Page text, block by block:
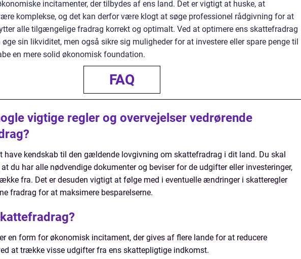
incitamenter, der tilbydes af ens land. Det er vigtigt at huske, at
komplekse, og det kan derfor være klogt at søge professionel rådgivning for at
alle tilgængelige fradrag korrekt og optimalt. Ved at optimere ens skattefradrag
sin likviditet, men også sikre sig muligheder for at investere eller spare penge til
en mere solid økonomisk foundation.
FAQ
vigtige regler og overvejelser vedrørende
have kendskab til den gældende lovgivning om skattefradrag i dit land. Du skal
du har alle nødvendige dokumenter og beviser for de udgifter eller investeringer,
fra. Det er desuden vigtigt at følge med i eventuelle ændringer i skatteregler
fradrag for at maksimere besparelserne.
en form for økonomisk incitament, der gives af flere lande for at reducere
at trække visse udgifter fra ens skattepligtige indkomst.